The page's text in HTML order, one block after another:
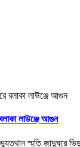
লাউঞ্জে আগুন